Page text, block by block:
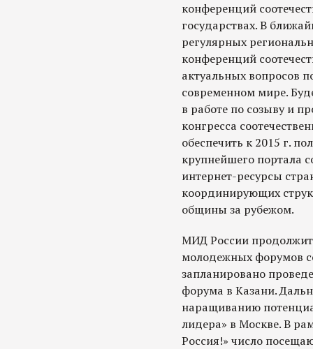
конференций
государствах. В
регулярных
конференций
актуальных вопросов
современном мире.
в работе по созыву и
конгресса
обеспечить к 2015 г.
крупнейшего портала
интернет-ресурсы
координирующих
общины за рубежом.
МИД России
молодежных форумов
запланировано
форума в Казани.
наращиванию
лидера» в Москве. В
Россия!» число